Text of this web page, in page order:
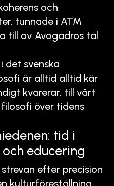
och
tunnade i ATM
till av Avogadros tal
det svenska
är alltid alltid kär
kvarerar, till vårt
över tidens
tid i
educering
efter precision
kulturföreställning